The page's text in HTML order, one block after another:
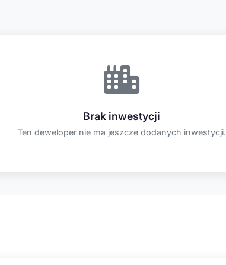
Brak inwestycji
Ten deweloper nie ma jeszcze dodanych inwestycji.